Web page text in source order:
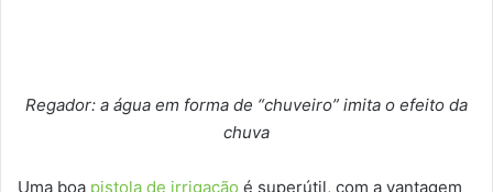
Regador: a água em forma de “chuveiro” imita o efeito da
chuva
Uma boa pistola de irrigação é superútil, com a vantagem